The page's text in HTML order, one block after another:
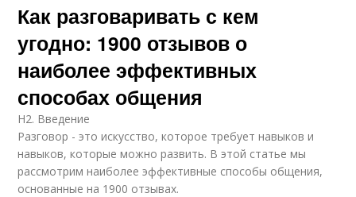
Как разговаривать с кем
угодно: 1900 отзывов о
наиболее эффективных
способах общения
H2. Введение
Разговор - это искусство, которое требует навыков и
навыков, которые можно развить. В этой статье мы
рассмотрим наиболее эффективные способы общения,
основанные на 1900 отзывах.